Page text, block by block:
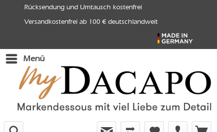
Rücksendung und Umtausch kostenfrei
Versandkostenfrei ab 100 € deutschlandweit
Menü